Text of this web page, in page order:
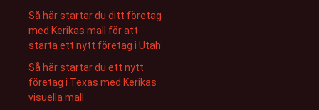
Så här startar du ditt företag
med Kerikas mall för att
starta ett nytt företag i Utah
Så här startar du ett nytt
företag i Texas med Kerikas
visuella mall